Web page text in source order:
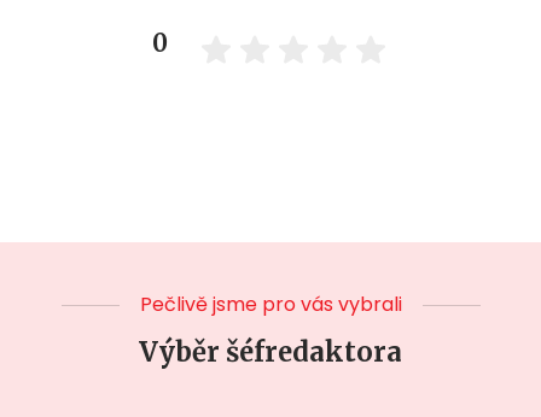
0
Pečlivě jsme pro vás vybrali
Výběr šéfredaktora